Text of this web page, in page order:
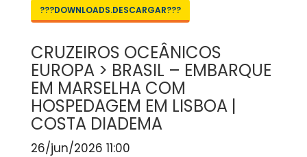
???DOWNLOADS.DESCARGAR???
CRUZEIROS OCEÂNICOS
EUROPA > BRASIL – EMBARQUE
EM MARSELHA COM
HOSPEDAGEM EM LISBOA |
COSTA DIADEMA
26/jun/2026 11:00